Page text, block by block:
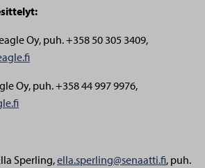
Oy, puh. +358 50 305 3409,
Oy, puh. +358 44 997 9976,
Sperling,ella.sperling@senaatti.fi, puh.